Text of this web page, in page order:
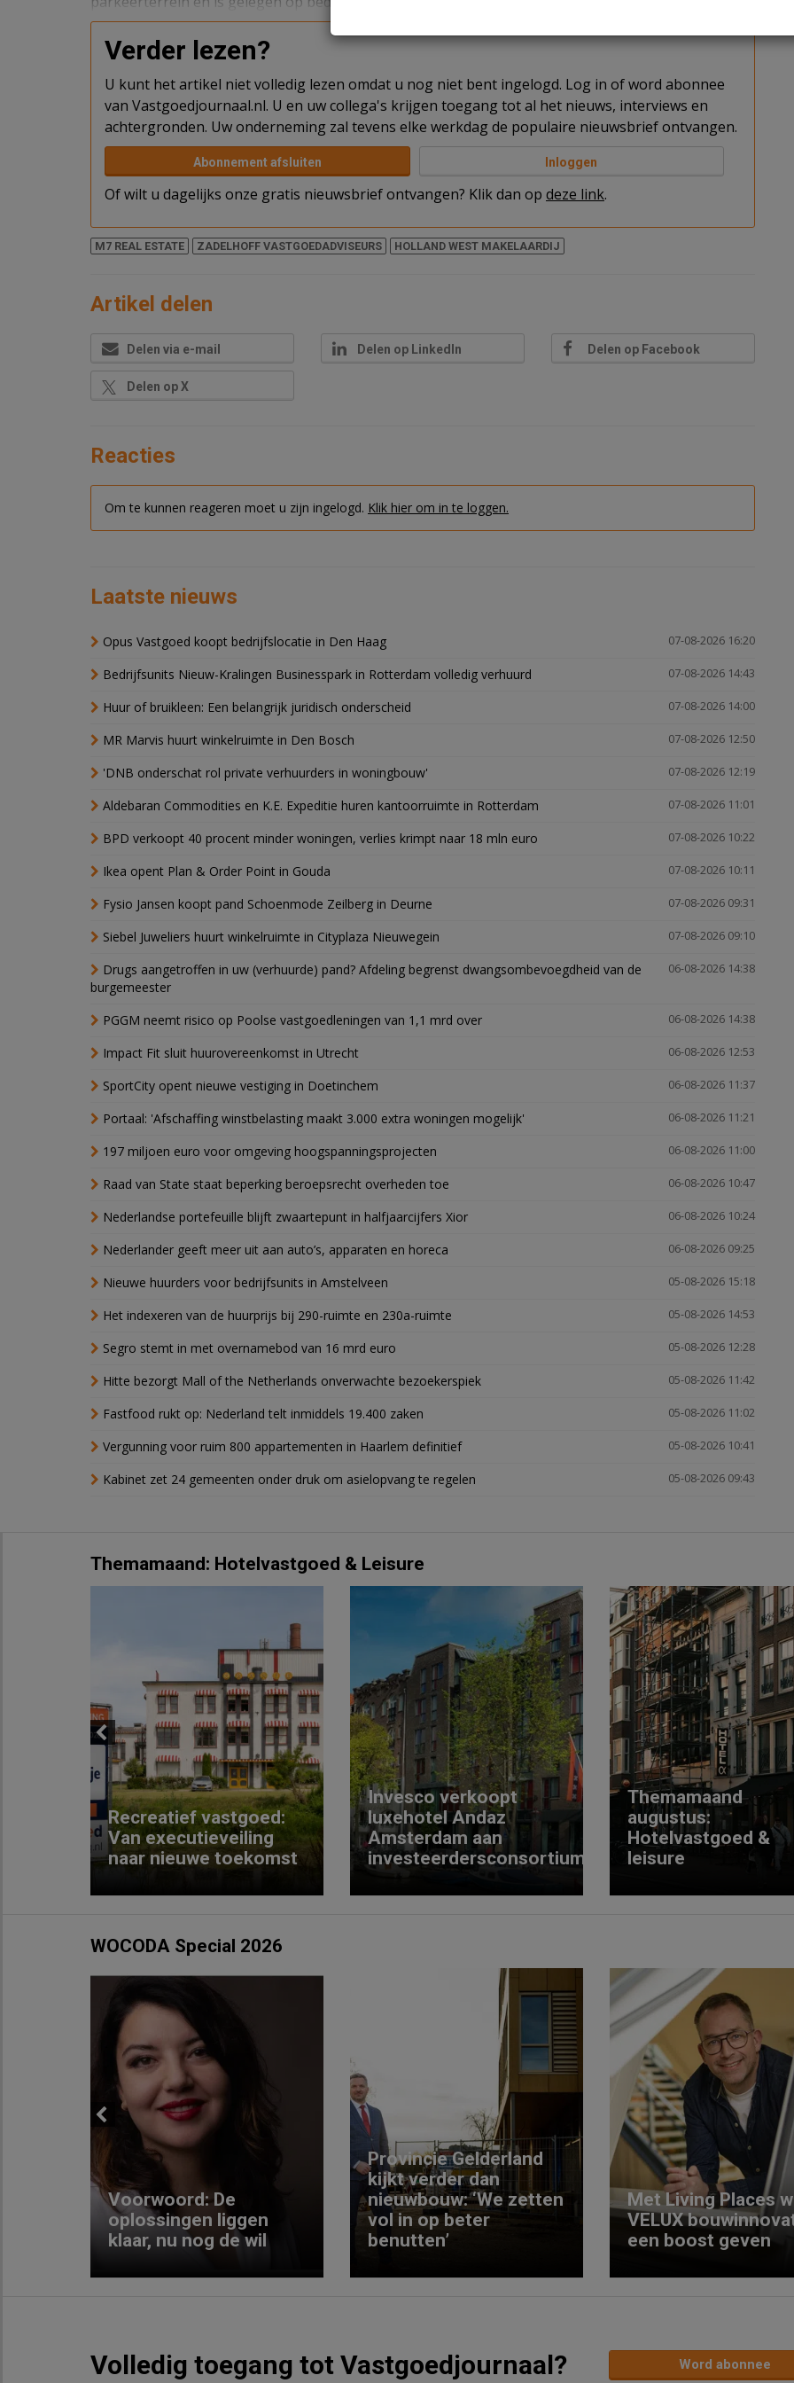
Verder lezen?
U kunt het artikel niet volledig lezen omdat u nog niet bent ingelogd. Log in of word abonnee
van Vastgoedjournaal.nl. U en uw collega's krijgen toegang tot al het nieuws, interviews en
achtergronden. Uw onderneming zal tevens elke werkdag de populaire nieuwsbrief ontvangen.
Abonnement afsluiten Inloggen
Of wilt u dagelijks onze gratis nieuwsbrief ontvangen? Klik dan op deze link.
M7 REAL ESTATE ZADELHOFF VASTGOEDADVISEURS HOLLAND WEST MAKELAARDIJ
Artikel delen
Delen via e-mail Delen op LinkedIn Delen op Facebook
Delen op X
Reacties
Om te kunnen reageren moet u zijn ingelogd. Klik hier om in te loggen.
Laatste nieuws
07-08-2026 16:20
Opus Vastgoed koopt bedrijfslocatie in Den Haag
07-08-2026 14:43
Bedrijfsunits Nieuw-Kralingen Businesspark in Rotterdam volledig verhuurd
07-08-2026 14:00
Huur of bruikleen: Een belangrijk juridisch onderscheid
07-08-2026 12:50
MR Marvis huurt winkelruimte in Den Bosch
07-08-2026 12:19
'DNB onderschat rol private verhuurders in woningbouw'
07-08-2026 11:01
Aldebaran Commodities en K.E. Expeditie huren kantoorruimte in Rotterdam
07-08-2026 10:22
BPD verkoopt 40 procent minder woningen, verlies krimpt naar 18 mln euro
07-08-2026 10:11
Ikea opent Plan & Order Point in Gouda
07-08-2026 09:31
Fysio Jansen koopt pand Schoenmode Zeilberg in Deurne
07-08-2026 09:10
Siebel Juweliers huurt winkelruimte in Cityplaza Nieuwegein
06-08-2026 14:38
Drugs aangetroffen in uw (verhuurde) pand? Afdeling begrenst dwangsombevoegdheid van de
burgemeester
06-08-2026 14:38
PGGM neemt risico op Poolse vastgoedleningen van 1,1 mrd over
06-08-2026 12:53
Impact Fit sluit huurovereenkomst in Utrecht
06-08-2026 11:37
SportCity opent nieuwe vestiging in Doetinchem
06-08-2026 11:21
Portaal: 'Afschaffing winstbelasting maakt 3.000 extra woningen mogelijk'
06-08-2026 11:00
197 miljoen euro voor omgeving hoogspanningsprojecten
06-08-2026 10:47
Raad van State staat beperking beroepsrecht overheden toe
06-08-2026 10:24
Nederlandse portefeuille blijft zwaartepunt in halfjaarcijfers Xior
06-08-2026 09:25
Nederlander geeft meer uit aan auto’s, apparaten en horeca
05-08-2026 15:18
Nieuwe huurders voor bedrijfsunits in Amstelveen
05-08-2026 14:53
Het indexeren van de huurprijs bij 290-ruimte en 230a-ruimte
05-08-2026 12:28
Segro stemt in met overnamebod van 16 mrd euro
05-08-2026 11:42
Hitte bezorgt Mall of the Netherlands onverwachte bezoekerspiek
05-08-2026 11:02
Fastfood rukt op: Nederland telt inmiddels 19.400 zaken
05-08-2026 10:41
Vergunning voor ruim 800 appartementen in Haarlem definitief
05-08-2026 09:43
Kabinet zet 24 gemeenten onder druk om asielopvang te regelen
Themamaand: Hotelvastgoed & Leisure
Previous
Recreatief vastgoed:
Van executieveiling
naar nieuwe toekomst
Invesco verkoopt
luxehotel Andaz
Amsterdam aan
investeerdersconsortium
Themamaand
augustus:
Hotelvastgoed &
leisure
WOCODA Special 2026
Previous
Voorwoord: De
oplossingen liggen
klaar, nu nog de wil
Provincie Gelderland
kijkt verder dan
nieuwbouw: ‘We zetten
vol in op beter
benutten’
Met Living Places
VELUX
een boost geven
Volledig toegang tot Vastgoedjournaal? Word abonnee